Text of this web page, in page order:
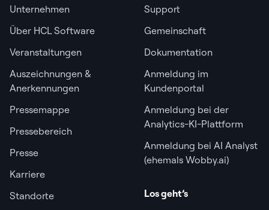
Unternehmen
Über HCL Software
Veranstaltungen
Auszeichnungen &
Anerkennungen
Pressemappe
Pressebereich
Presse
Karriere
Standorte
Support
Gemeinschaft
Dokumentation
Anmeldung im
Kundenportal
Anmeldung bei der
Analytics-KI-Plattform
Anmeldung bei AI Analyst
(ehemals Wobby.ai)
Los geht’s